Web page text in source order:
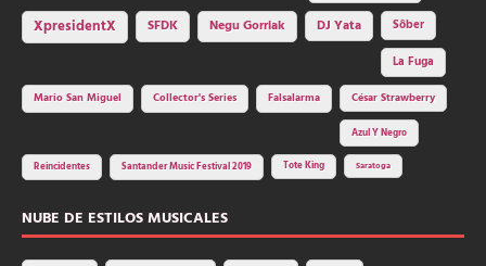
XpresidentX SFDK Negu Gorriak DJ Yata
Sôber
La Fuga
Mario San Miguel
Collector's Series Falsalarma César Strawberry
Azul Y Negro
Reincidentes Santander Music Festival 2019 Tote King Saratoga
NUBE DE ESTILOS MUSICALES